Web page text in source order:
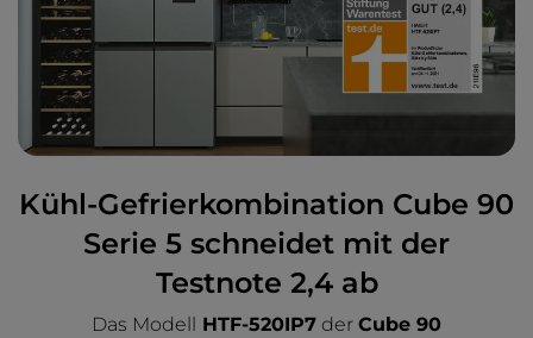
Kühl-Gefrierkombination Cube 90
Serie 5 schneidet mit der
Testnote 2,4 ab
Das Modell HTF-520IP7der Cube 90